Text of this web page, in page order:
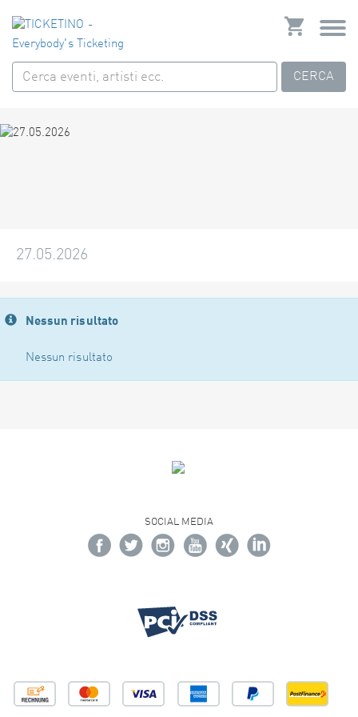
CERCA
27.05.2026
Nessun risultato
Nessun risultato
SOCIAL MEDIA